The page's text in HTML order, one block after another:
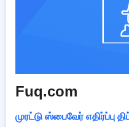
Fuq.com
முரட்டு ஸ்பைவேர் எதிர்ப்பு